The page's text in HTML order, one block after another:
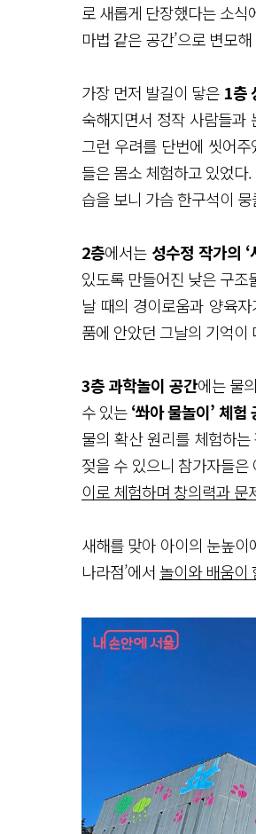
로 새롭게 단장했다는 소식
마법 같은 공간’으로 변모
가장 먼저 발길이 닿은 1층
숙해지면서 정작 사람들과
그런 우려를 단번에 씻어
들은 몸소 체험하고 있었다.
습을 보니 가슴 한구석이
2층에서는 성수정 작가의
있도록 만들어진 낮은 구
날 때의 경이로움과 양육
품에 안았던 그날의 기억이
3층 과학놀이 공간에는 물
수 있는‘쏴아 물놀이’ 체험
물의 확산 원리를 체험하
젖을 수 있으니 참가자들
이로 체험하며 창의력과
새해를 맞아 아이의 눈높
나라점’에서 놀이와 배움이